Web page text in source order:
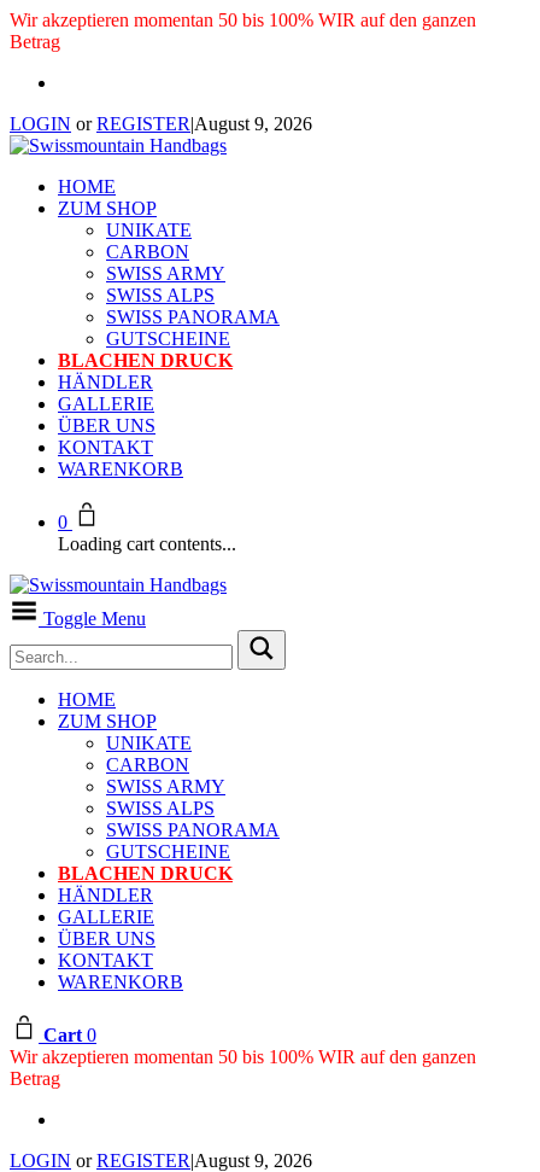
Wir akzeptieren momentan 50 bis 100% WIR auf den ganzen
Betrag
LOGIN orREGISTER|August 9, 2026
HOME
ZUM SHOP
UNIKATE
CARBON
SWISS ARMY
SWISS ALPS
SWISS PANORAMA
GUTSCHEINE
BLACHEN DRUCK
HÄNDLER
GALLERIE
ÜBER UNS
KONTAKT
WARENKORB
0
Loading cart contents...
Toggle Menu
HOME
ZUM SHOP
UNIKATE
CARBON
SWISS ARMY
SWISS ALPS
SWISS PANORAMA
GUTSCHEINE
BLACHEN DRUCK
HÄNDLER
GALLERIE
ÜBER UNS
KONTAKT
WARENKORB
Cart 0
Wir akzeptieren momentan 50 bis 100% WIR auf den ganzen
Betrag
LOGIN orREGISTER|August 9, 2026